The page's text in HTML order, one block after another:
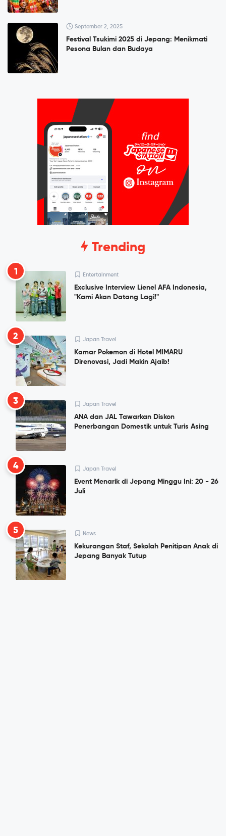
September 2, 2025
Festival Tsukimi 2025 di Jepang: Menikmati
Pesona Bulan dan Budaya
Trending
1 Entertainment
Exclusive Interview Lienel AFA Indonesia,
"Kami Akan Datang Lagi!"
2 Japan Travel
Kamar Pokemon di Hotel MIMARU
Direnovasi, Jadi Makin Ajaib!
3 Japan Travel
ANA dan JAL Tawarkan Diskon
Penerbangan Domestik untuk Turis Asing
4 Japan Travel
Event Menarik di Jepang Minggu Ini: 20 - 26
Juli
5 News
Kekurangan Staf, Sekolah Penitipan Anak di
Jepang Banyak Tutup